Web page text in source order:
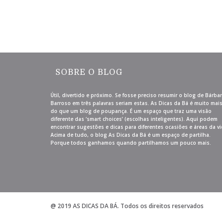
SOBRE O BLOG
Útil, divertido e próximo. Se fosse preciso resumir o blog de
Barroso em três palavras seriam estas. As Dicas da Bá é muito mais
do que um blog de poupança. É um espaço que traz uma visão
diferente das ‘smart choices’ (escolhas inteligentes). Aqui podem
encontrar sugestões e dicas para diferentes ocasiões e áreas da
Acima de tudo, o blog As Dicas da Bá é um espaço de partilha.
Porque todos ganhamos quando partilhamos um pouco mais.
@ 2019 AS DICAS DA BÁ. Todos os direitos reservados